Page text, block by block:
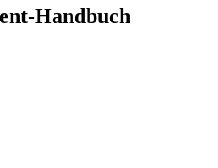
Handbuch